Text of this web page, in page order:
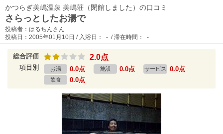
かつらぎ美嶋温泉 美嶋荘（閉館しました）の口コミ
さらっとしたお湯で
投稿者：はるちんさん
投稿日：2005年01月10日 / 入浴日： - / 滞在時間： -
総合評価 2.0点
項目別 お湯 0.0点 施設 0.0点 サービス 0.0点
飲食 0.0点